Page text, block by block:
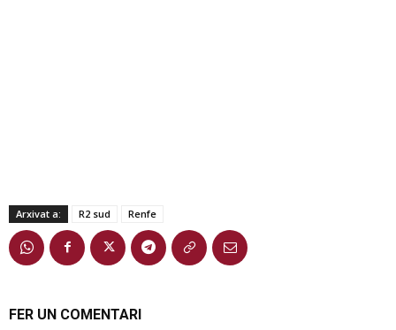
Arxivat a: R2 sud Renfe
FER UN COMENTARI